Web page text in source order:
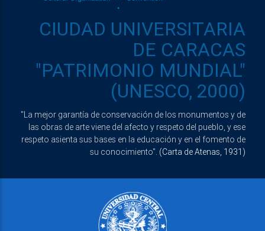
CIUDAD UNIVERSITARIA
DE CARACAS
"PATRIMONIO MUNDIAL"
(UNESCO, 2000)
"La mejor garantía de conservación de los monumentos y de
las obras de arte viene del afecto y respeto del pueblo, y ese
respeto asienta sus bases en la educación y en el fomento de
su conocimiento". (Carta de Atenas, 1931)